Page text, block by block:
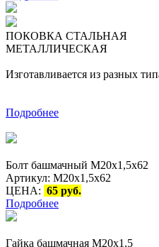
ПОКОВКА СТАЛЬНАЯ
МЕТАЛЛИЧЕСКАЯ
Изготавливается из разных
Подробнее
Болт башмачный М20х1,5х62
Артикул: М20х1,5х62
ЦЕНА: 65 руб.
Подробнее
Гайка башмачная М20х1,5